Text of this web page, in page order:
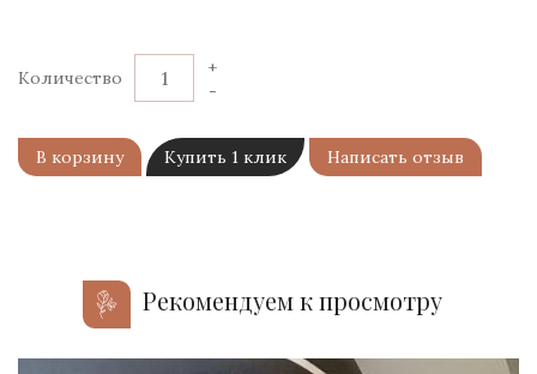
Количество
-
+
В корзину Купить 1 клик Написать отзыв
Рекомендуем к просмотру